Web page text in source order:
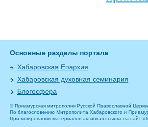
Основные разделы портала
Хабаровская Епархия
Хабаровская духовная семинария
Блогосфера
© Приамурская митрополия Русской Православной
По благословению Митрополита Хабаровского и
При копировании материалов активная ссылка на сайт